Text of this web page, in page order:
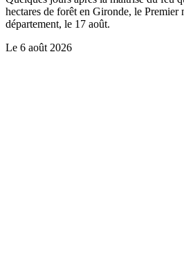
hectares de forêt en Gironde, le Premier
département, le 17 août.
Le 6 août 2026